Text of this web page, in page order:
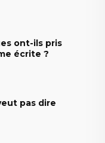
ont-ils pris
écrite ?
pas dire